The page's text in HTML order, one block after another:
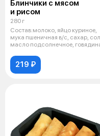
Блинчики с мясом
и рисом
280 г
Состав:молоко, яйцо куриное,
мука пшеничная в/с, сахар,
масло подсолнечное,
219 ₽